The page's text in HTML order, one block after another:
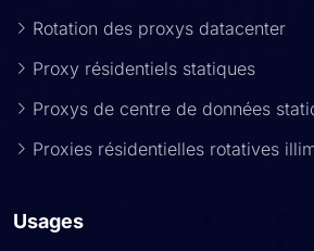
Rotation des proxys datacenter
Proxy résidentiels statiques
Proxys de centre de données
Proxies résidentielles rotatives
Usages